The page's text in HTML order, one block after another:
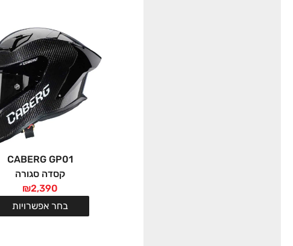
CABERG GP01
קסדה סגורה
₪2,390
בחר אפשרויות